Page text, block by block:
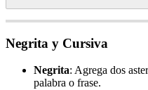
Negrita y Cursiva
Negrita: Agrega dos
palabra o frase.